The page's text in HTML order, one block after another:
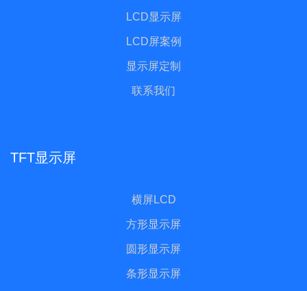
LCD显示屏
LCD屏案例
显示屏定制
联系我们
TFT显示屏
横屏LCD
方形显示屏
圆形显示屏
条形显示屏